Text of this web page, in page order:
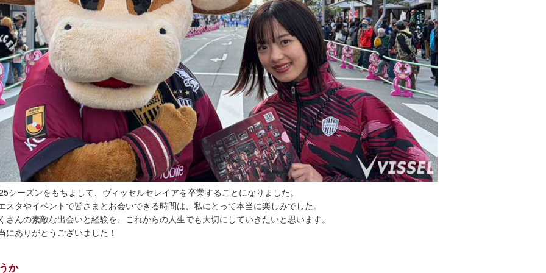
シーズンをもちまして、ヴィッセルセレイアを卒業することになりました。
スタやイベントで皆さまとお会いできる時間は、私にとって本当に楽しみでした。
さんの素敵な出会いと経験を、これからの人生でも大切にしていきたいと思います。
にありがとうございました！
か